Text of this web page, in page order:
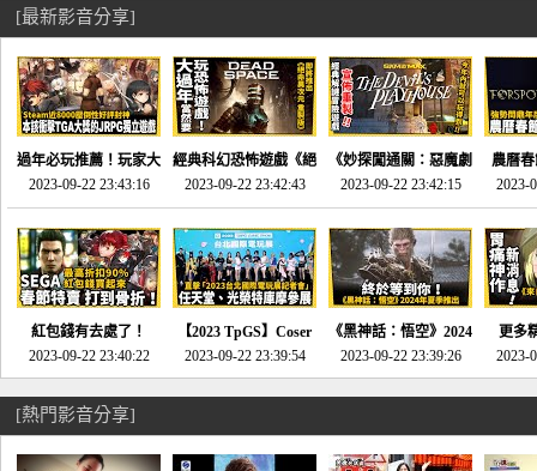
[最新影音分享]
過年必玩推薦！玩家大
推的JRPG神作《神之
天平》介紹！-電玩宅
速配20230126
2023-09-22 23:43:16
經典科幻恐怖遊戲《絕
命異次元 重製版》重
回「石村號」的恐懼體
驗-電玩宅速配
20230125
2023-09-22 23:42:43
《妙探闖通關：惡魔劇
場》將推出「重製
版」!!!今年就能玩到!!-
電玩宅速配20230124
2023-09-22 23:42:15
農曆
SE社
動作角
電玩宅
2023-
紅包錢有去處了！
SEGA春節特賣 超過85
款遊戲打到骨折-電玩
宅速配20230119
2023-09-22 23:40:22
【2023 TpGS】Coser
和Show Girl搶先看！
直擊展前記者會-電玩
2023-09-22 23:39:54
《黑神話：悟空》2024
年夏季推出！確定不會
延期齁？-電玩宅速配
2023-09-22 23:39:26
更多
《來
金鄉
2023-
[熱門影音分享]